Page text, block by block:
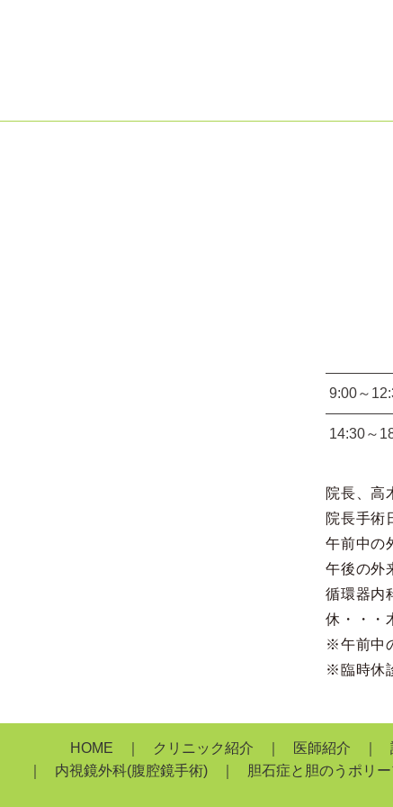
9:00～
14:30～
院長、高
院長手術
午前中の
午後の外
循環器内
休・・・
※午前中
※臨時休
HOME クリニック紹介 医師紹介
内視鏡外科(腹腔鏡手術)
胆石症と胆のうポリ